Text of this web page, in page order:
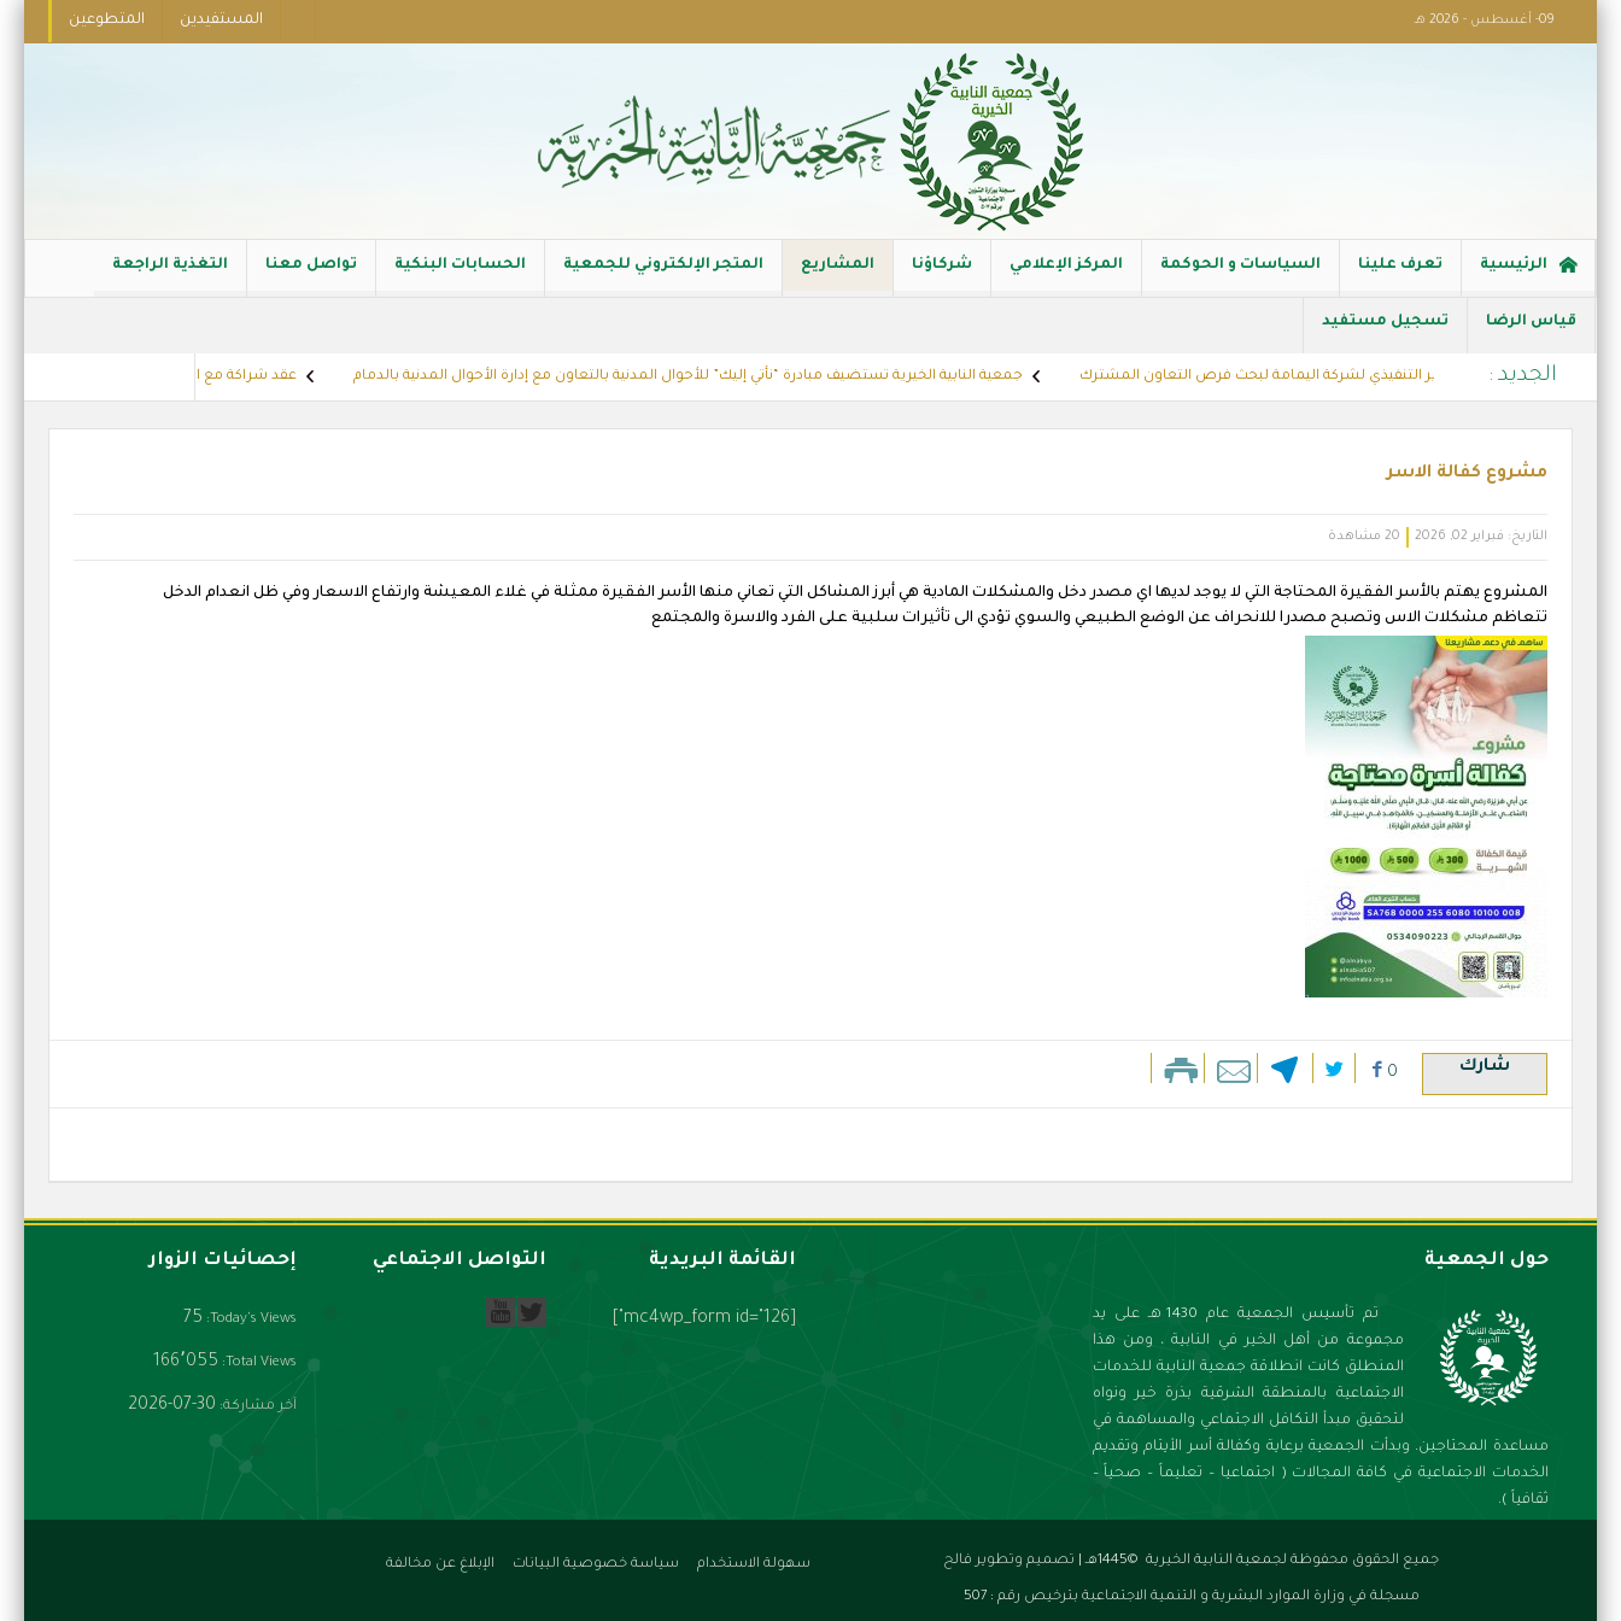
09- أغسطس - 2026 هـ المستفيدين المتطوعين
الرئيسية تعرف علينا السياسات و الحوكمة المركز الإعلامي شركاؤنا المشاريع المتجر الإلكتروني للجمعية الحسابات البنكية تواصل معنا التغذية الراجعة
قياس الرضا تسجيل مستفيد
الجديد :
الخيرية تستقبل المدير التنفيذي لشركة اليمامة لبحث فرص التعاون المشترك جمعية النابية الخيرية تستضيف مبادرة “نأتي إليك” للأحوال المدنية بالتعاون مع إدارة الأحوال المدنية بالدمام عقد شراكة مع الشركة العربية للجلفنة
مشروع كفالة الاسر
التاريخ: فبراير 02, 2026 20 مشاهدة
المشروع يهتم بالأسر الفقيرة المحتاجة التي لا يوجد لديها اي مصدر دخل والمشكلات المادية هي أبرز المشاكل التي تعاني منها الأسر الفقيرة ممثلة في غلاء المعيشة وارتفاع الاسعار وفي ظل انعدام الدخل
تتعاظم مشكلات الاس وتصبح مصدرا للانحراف عن الوضع الطبيعي والسوي تؤدي الى تأثيرات سلبية على الفرد والاسرة والمجتمع
شارك 0
حول الجمعية
تم تأسيس الجمعية عام 1430 هـ على يد
مجموعة من أهل الخير في النابية ، ومن هذا
المنطلق كانت انطلاقة جمعية النابية للخدمات
الاجتماعية بالمنطقة الشرقية بذرة خير ونواه
لتحقيق مبدأ التكافل الاجتماعي والمساهمة في
مساعدة المحتاجين. وبدأت الجمعية برعاية وكفالة أسر الأيتام وتقديم
الخدمات الاجتماعية في كافة المجالات ( اجتماعيا – تعليماً – صحياً –
ثقافياً ).
القائمة البريدية التواصل الاجتماعي إحصائيات الزوار
Today's Views:
75
Total Views: 166٬055
آخر مشاركة: 2026-07-30
سهولة الاستخدام سياسة خصوصية البيانات الإبلاغ عن مخالفة جميع الحقوق محفوظة لجمعية النابية الخيرية ©1445هـ | تصميم وتطوير فالح
مسجلة في وزارة الموارد البشرية و التنمية الاجتماعية بترخيص رقم : 507